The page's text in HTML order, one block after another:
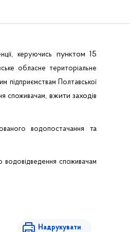
,керуючись пунктом 15
обласне територіальне
підприємствам Полтавської
споживачам, вжити заходів
водопостачання та
водовідведення споживачам
Надрукувати